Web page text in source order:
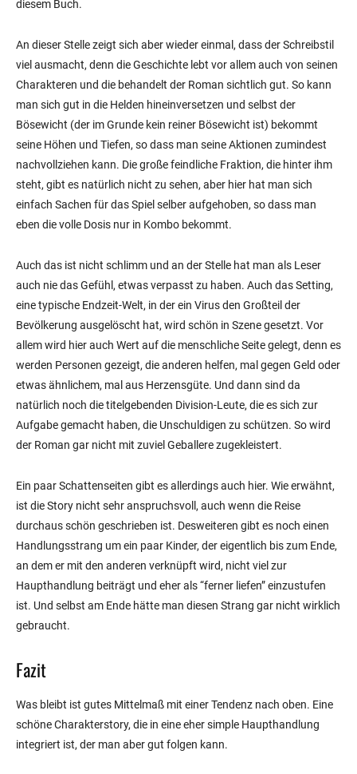
diesem Buch.
An dieser Stelle zeigt sich aber wieder einmal, dass der Schreibstil
viel ausmacht, denn die Geschichte lebt vor allem auch von seinen
Charakteren und die behandelt der Roman sichtlich gut. So kann
man sich gut in die Helden hineinversetzen und selbst der
Bösewicht (der im Grunde kein reiner Bösewicht ist) bekommt
seine Höhen und Tiefen, so dass man seine Aktionen zumindest
nachvollziehen kann. Die große feindliche Fraktion, die hinter ihm
steht, gibt es natürlich nicht zu sehen, aber hier hat man sich
einfach Sachen für das Spiel selber aufgehoben, so dass man
eben die volle Dosis nur in Kombo bekommt.
Auch das ist nicht schlimm und an der Stelle hat man als Leser
auch nie das Gefühl, etwas verpasst zu haben. Auch das Setting,
eine typische Endzeit-Welt, in der ein Virus den Großteil der
Bevölkerung ausgelöscht hat, wird schön in Szene gesetzt. Vor
allem wird hier auch Wert auf die menschliche Seite gelegt, denn es
werden Personen gezeigt, die anderen helfen, mal gegen Geld oder
etwas ähnlichem, mal aus Herzensgüte. Und dann sind da
natürlich noch die titelgebenden Division-Leute, die es sich zur
Aufgabe gemacht haben, die Unschuldigen zu schützen. So wird
der Roman gar nicht mit zuviel Geballere zugekleistert.
Ein paar Schattenseiten gibt es allerdings auch hier. Wie erwähnt,
ist die Story nicht sehr anspruchsvoll, auch wenn die Reise
durchaus schön geschrieben ist. Desweiteren gibt es noch einen
Handlungsstrang um ein paar Kinder, der eigentlich bis zum Ende,
an dem er mit den anderen verknüpft wird, nicht viel zur
Haupthandlung beiträgt und eher als “ferner liefen” einzustufen
ist. Und selbst am Ende hätte man diesen Strang gar nicht wirklich
gebraucht.
Fazit
Was bleibt ist gutes Mittelmaß mit einer Tendenz nach oben. Eine
schöne Charakterstory, die in eine eher simple Haupthandlung
integriert ist, der man aber gut folgen kann.